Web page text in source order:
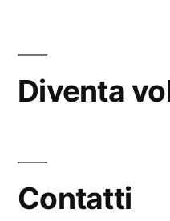
Diventa
Contatti